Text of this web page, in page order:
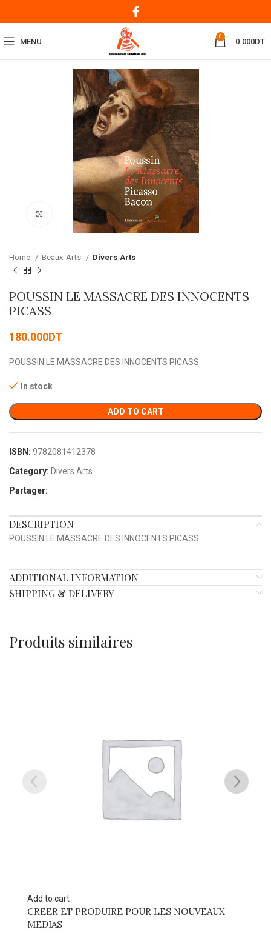
MENU
0
0.000DT
Click to enlarge
Home Beaux-Arts Divers Arts
POUSSIN LE MASSACRE DES INNOCENTS
PICASS
180.000DT
POUSSIN LE MASSACRE DES INNOCENTS PICASS
In stock
ADD TO CART
ISBN: 9782081412378
Category: Divers Arts
Partager:
DESCRIPTION
POUSSIN LE MASSACRE DES INNOCENTS PICASS
ADDITIONAL INFORMATION
SHIPPING & DELIVERY
Produits similaires
to cart
ET PRODUIRE POUR LES NOUVEAUX
Gagner